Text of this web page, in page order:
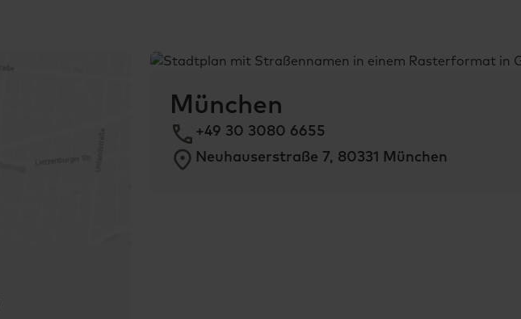
München
+49 30 3080 6655
Neuhauserstraße 7, 80331 München